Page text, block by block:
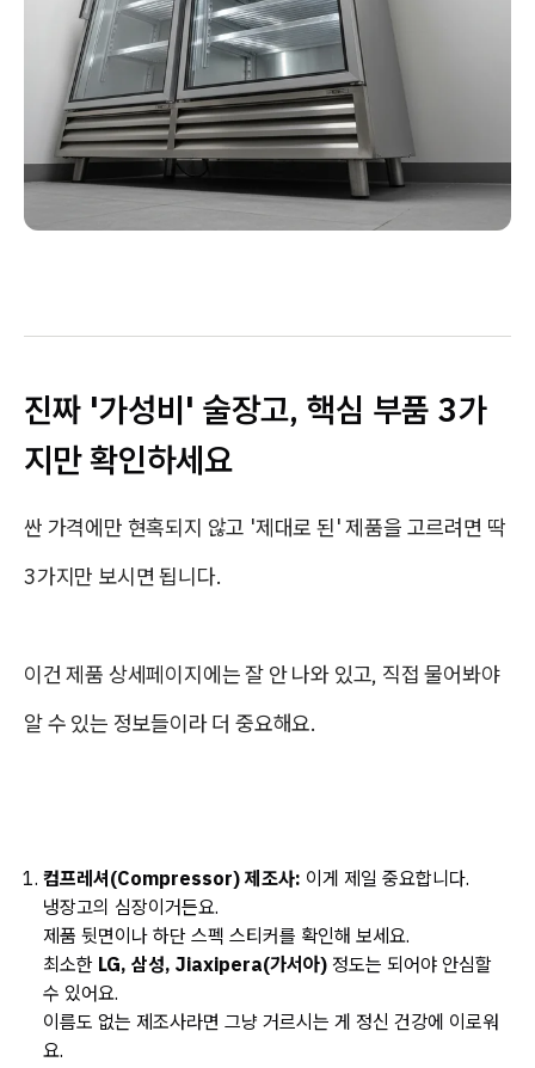
진짜 '가성비' 술장고, 핵심 부품 3가
지만 확인하세요
싼 가격에만 현혹되지 않고 '제대로 된' 제품을 고르려면 딱
3가지만 보시면 됩니다.
이건 제품 상세페이지에는 잘 안 나와 있고, 직접 물어봐야
알 수 있는 정보들이라 더 중요해요.
컴프레셔(Compressor) 제조사: 이게 제일 중요합니다.
냉장고의 심장이거든요.
제품 뒷면이나 하단 스펙 스티커를 확인해 보세요.
최소한 LG, 삼성, Jiaxipera(가서아) 정도는 되어야 안심할
수 있어요.
이름도 없는 제조사라면 그냥 거르시는 게 정신 건강에 이로워
요.